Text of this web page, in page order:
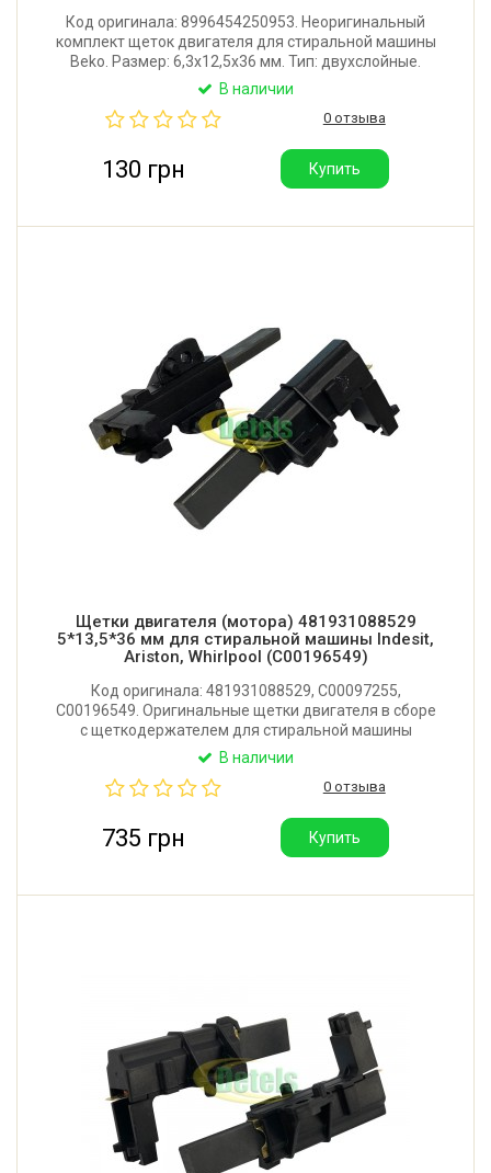
Код оригинала: 8996454250953. Неоригинальный
комплект щеток двигателя для стиральной машины
Beko. Размер: 6,3x12,5x36 мм. Тип: двухслойные.
Производитель: Китай.
В наличии
0 отзыва
130 грн Купить
Щетки двигателя (мотора) 481931088529
5*13,5*36 мм для стиральной машины Indesit,
Ariston, Whirlpool (C00196549)
Код оригинала: 481931088529, C00097255,
C00196549. Оригинальные щетки двигателя в сборе
с щеткодержателем для стиральной машины
Ariston, Indesit, Whirlpool. Размер: 5*13,5*36 мм.
В наличии
0 отзыва
735 грн Купить